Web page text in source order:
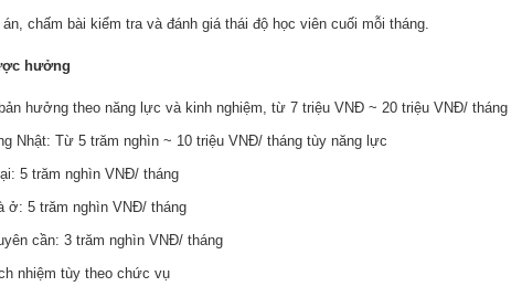
án, chấm bài kiểm tra và đánh giá thái độ học viên cuối mỗi tháng.
hưởng
hưởng theo năng lực và kinh nghiệm, từ 7 triệu VNĐ ~ 20 triệu VNĐ/ tháng
Nhật: Từ 5 trăm nghìn ~ 10 triệu VNĐ/ tháng tùy năng lực
5 trăm nghìn VNĐ/ tháng
ở: 5 trăm nghìn VNĐ/ tháng
cần: 3 trăm nghìn VNĐ/ tháng
nhiệm tùy theo chức vụ